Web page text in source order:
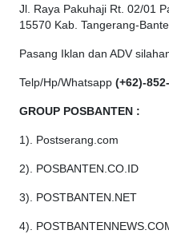
Jl. Raya Pakuhaji Rt. 02/01
15570 Kab. Tangerang-
Pasang Iklan dan ADV
Telp/Hp/Whatsapp (+62)-
GROUP POSBANTEN :
1). Postserang.com
2). POSBANTEN.CO.ID
3). POSTBANTEN.NET
4).